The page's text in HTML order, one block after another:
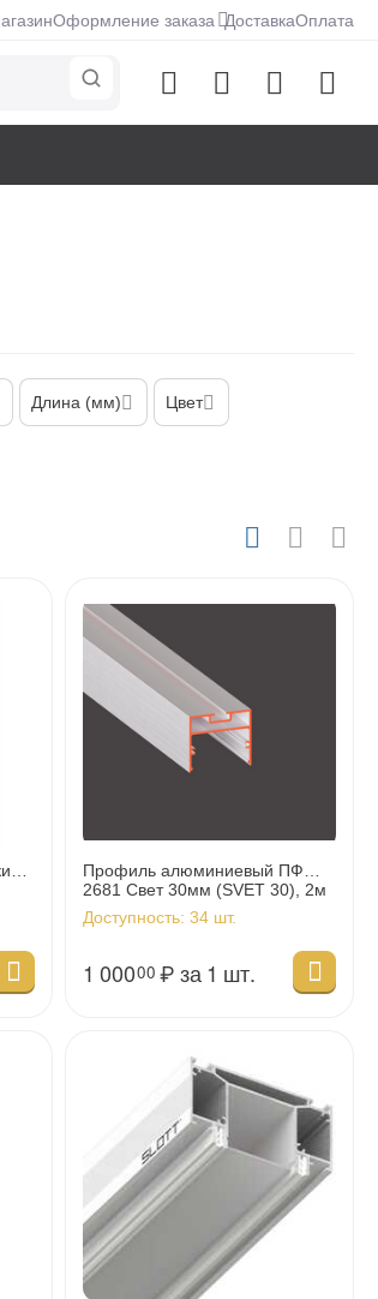
Оформление заказа ДоставкаОплата
Длина (мм) Цвет
Профиль алюминиевый ПФ
2681 Свет 30мм (SVET 30), 2м
(10м/уп)
Доступность: 34 шт.
1 00000 ₽за 1 шт.